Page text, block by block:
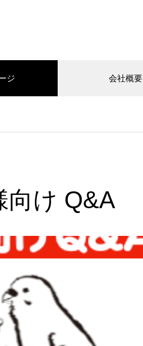
ジ 会社概要
functions/menu.php
向け Q&A